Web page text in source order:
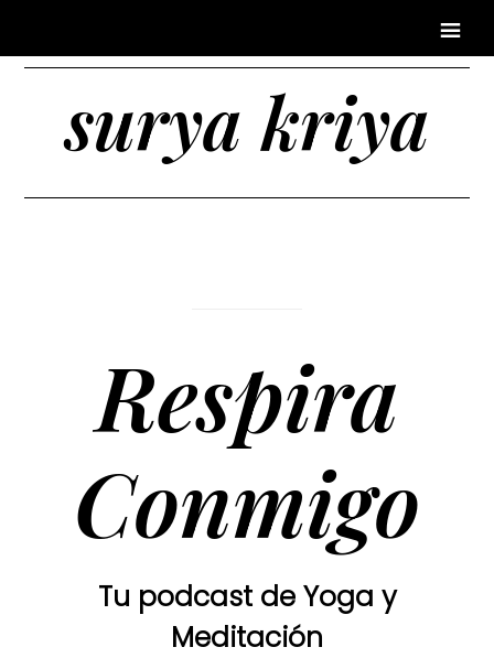
surya kriya
Respira
Conmigo
Tu podcast de Yoga y
Meditación